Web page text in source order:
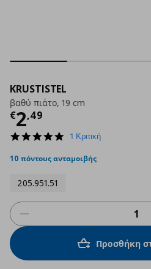
KRUSTISTEL
βαθύ πιάτο, 19 cm
€2,49
Τρέχουσα τιμή
5.0
rating
1 Κριτική
10 πόντους ανταμοιβής
205.951.51
Προσθήκη